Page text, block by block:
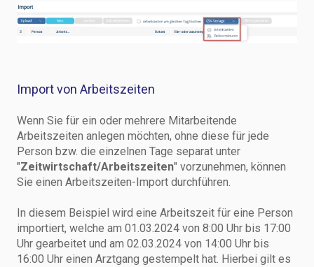
Import von Arbeitszeiten
Wenn Sie für ein oder mehrere Mitarbeitende
Arbeitszeiten anlegen möchten, ohne diese für jede
Person bzw. die einzelnen Tage separat unter
"Zeitwirtschaft/Arbeitszeiten" vorzunehmen, können
Sie einen Arbeitszeiten-Import durchführen.
In diesem Beispiel wird eine Arbeitszeit für eine Person
importiert, welche am 01.03.2024 von 8:00 Uhr bis 17:00
Uhr gearbeitet und am 02.03.2024 von 14:00 Uhr bis
16:00 Uhr einen Arztgang gestempelt hat. Hierbei gilt es